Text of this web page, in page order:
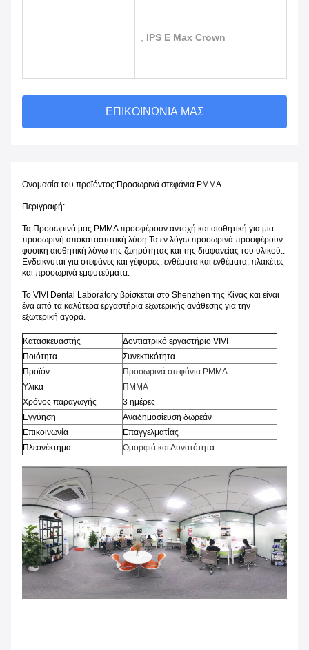
IPS E Max Crown
ΕΠΙΚΟΙΝΩΝΊΑ ΜΑΣ
Ονομασία του προϊόντος:Προσωρινά στεφάνια PMMA
Περιγραφή:
Τα Προσωρινά μας PMMA προσφέρουν αντοχή και αισθητική για μια
προσωρινή αποκαταστατική λύση.Τα εν λόγω προσωρινά προσφέρουν
φυσική αισθητική λόγω της ζωηρότητας και της διαφανείας του υλικού..
Ενδείκνυται για στεφάνες και γέφυρες, ενθέματα και ενθέματα, πλακέτες
και προσωρινά εμφυτεύματα.
Το VIVI Dental Laboratory βρίσκεται στο Shenzhen της Κίνας και είναι
ένα από τα καλύτερα εργαστήρια εξωτερικής ανάθεσης για την
εξωτερική αγορά.
Κατασκευαστής
Δοντιατρικό εργαστήριο VIVI
Ποιότητα
Συνεκτικότητα
Προϊόν
Προσωρινά στεφάνια PMMA
Υλικά
ΠΜΜΑ
Χρόνος παραγωγής
3 ημέρες
Εγγύηση
Αναδημοσίευση δωρεάν
Επικοινωνία
Επαγγελματίας
Πλεονέκτημα
Ομορφιά και Δυνατότητα